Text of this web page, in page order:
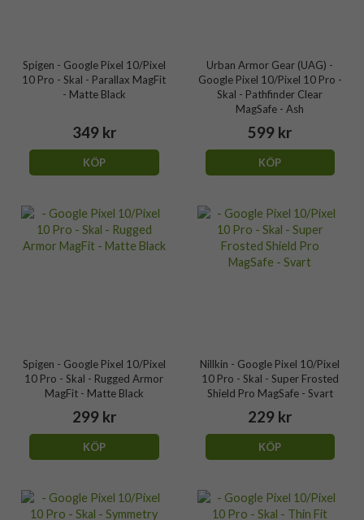
Spigen - Google Pixel 10/Pixel
10 Pro - Skal - Parallax MagFit
- Matte Black
349 kr
KÖP
Urban Armor Gear (UAG) -
Google Pixel 10/Pixel 10 Pro -
Skal - Pathfinder Clear
MagSafe - Ash
599 kr
KÖP
Spigen - Google Pixel 10/Pixel
10 Pro - Skal - Rugged Armor
MagFit - Matte Black
299 kr
KÖP
Nillkin - Google Pixel 10/Pixel
10 Pro - Skal - Super Frosted
Shield Pro MagSafe - Svart
229 kr
KÖP